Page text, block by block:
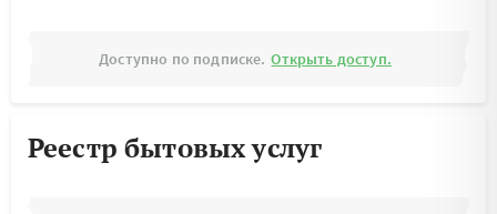
Доступно по подписке. Открыть доступ.
Реестр бытовых услуг